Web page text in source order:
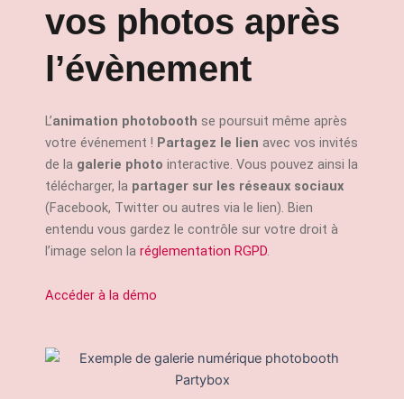
vos photos après
l’évènement
L’animation photobooth se poursuit même après
votre événement ! Partagez le lien avec vos invités
de la galerie photo interactive. Vous pouvez ainsi la
télécharger, la partager sur les réseaux sociaux
(Facebook, Twitter ou autres via le lien). Bien
entendu vous gardez le contrôle sur votre droit à
l’image selon la réglementation RGPD.
Accéder à la démo